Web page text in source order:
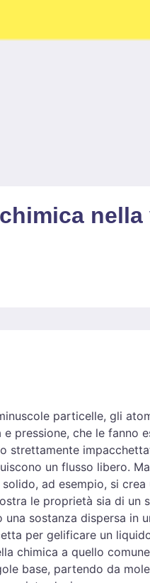
particelle, gli
pressione, che le fanno
strettamente
un flusso libero.
ad esempio, si
le proprietà sia di un
sostanza dispersa in
per gelificare un
chimica a quello
base, partendo da